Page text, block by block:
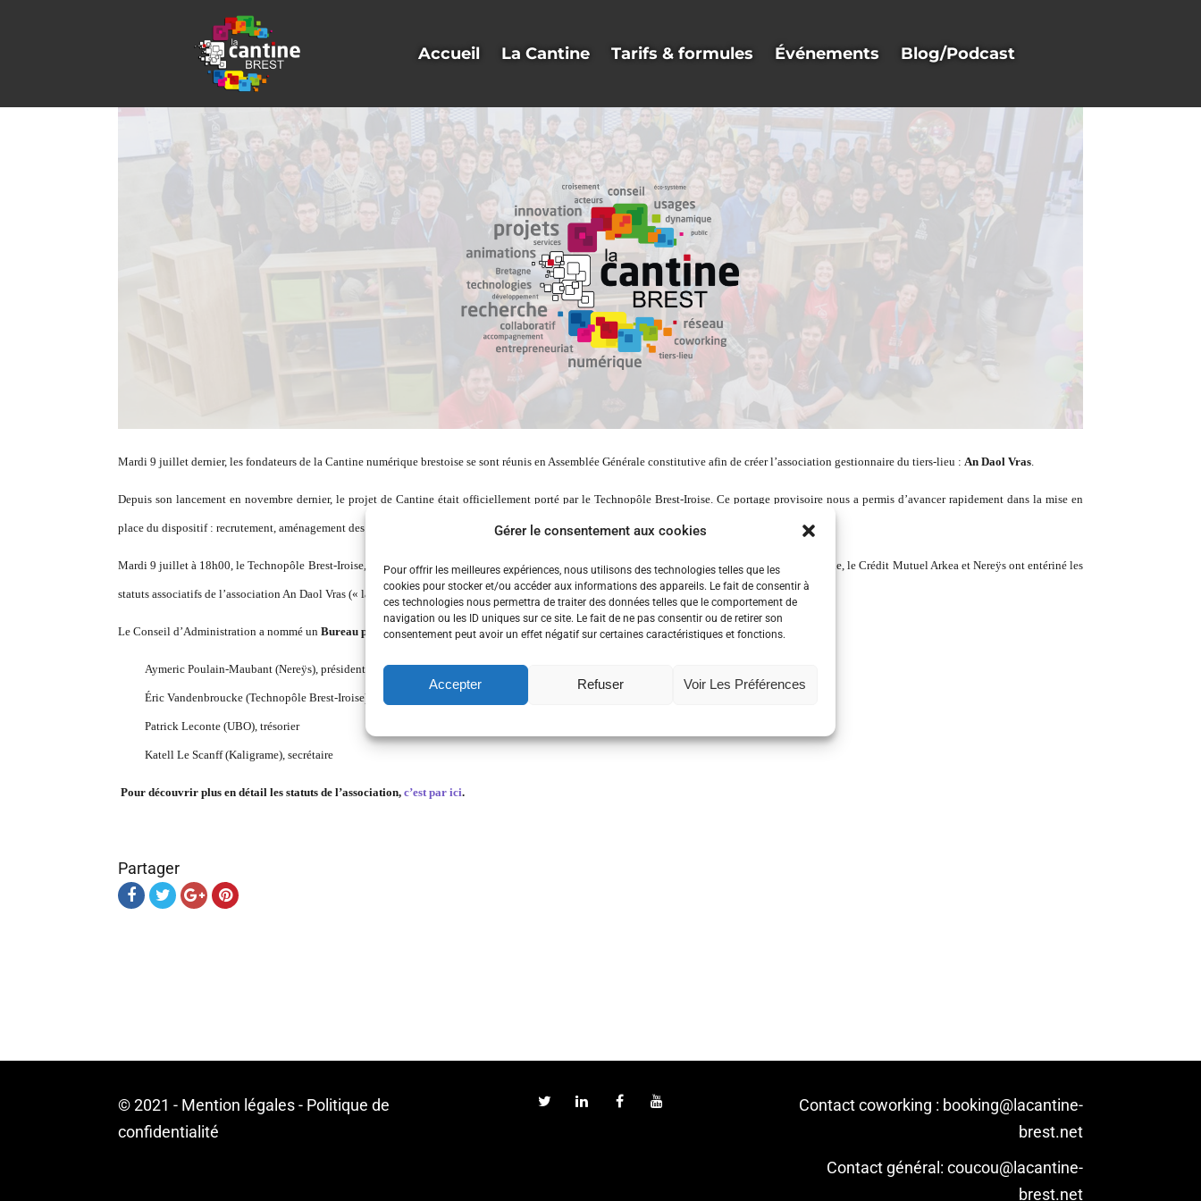
Gérer le consentement aux cookies
Pour offrir les meilleures expériences, nous utilisons des technologies telles que les
cookies pour stocker et/ou accéder aux informations des appareils. Le fait de consentir à
ces technologies nous permettra de traiter des données telles que le comportement de
navigation ou les ID uniques sur ce site. Le fait de ne pas consentir ou de retirer son
consentement peut avoir un effet négatif sur certaines caractéristiques et fonctions.
Accepter Refuser Voir Les Préférences
Accueil La Cantine Tarifs & formules Événements Blog/Podcast
Mardi 9 juillet dernier, les fondateurs de la Cantine numérique brestoise se sont réunis en Assemblée Générale constitutive afin de créer l’association gestionnaire du tiers-lieu : An Daol Vras.
Depuis son lancement en novembre dernier, le projet de Cantine était officiellement porté par le Technopôle Brest-Iroise. Ce portage provisoire nous a permis d’avancer rapidement dans la mise en
place du dispositif : recrutement, aménagement des locaux, lancement de l’activité, recherche de partenaires…
Mardi 9 juillet à 18h00, le Technopôle Brest-Iroise, l’Université de Bretagne Occidentale, Télécom Bretagne, l’ISEN, l’AFEIT, Brest métropole océane, le Crédit Mutuel Arkea et Nereÿs ont entériné les
statuts associatifs de l’association An Daol Vras (« la grande table/tablée » en breton), devenant ainsi les huit fondateurs de la Cantine brestoise.
Le Conseil d’Administration a nommé un Bureau provisoiredont voici les noms et fonctions :
Aymeric Poulain-Maubant (Nereÿs), président
Éric Vandenbroucke (Technopôle Brest-Iroise), vice-président
Patrick Leconte (UBO), trésorier
Katell Le Scanff (Kaligrame), secrétaire
Pour découvrir plus en détail les statuts de l’association, c’est par ici.
Partager
© 2021 - Mention légales- Politique de
confidentialité
Contact coworking : booking@lacantine-
brest.net
Contact général: coucou@lacantine-
brest.net